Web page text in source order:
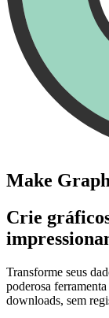
Make Graph
Crie
Transforme seus
poderosa
downloads, sem